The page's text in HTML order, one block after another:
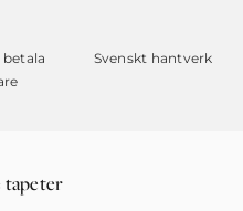
betala
Svenskt hantverk
tapeter